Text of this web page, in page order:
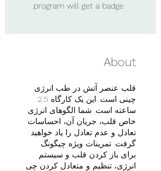
program will get a badge.
About
قلب عنصر آتش در طب انرژی
چینی است. این یک کارگاه 2.5
ساعته است. شما الگوهای انرژی
خاص قلب، جریان آن، احساسات
تعادل و عدم تعادل را یاد خواهید
گرفت. تمرینات ویژه چیگونگ
برای باز کردن قلب و سیستم
انرژی، تنظیم و متعادل کردن چی